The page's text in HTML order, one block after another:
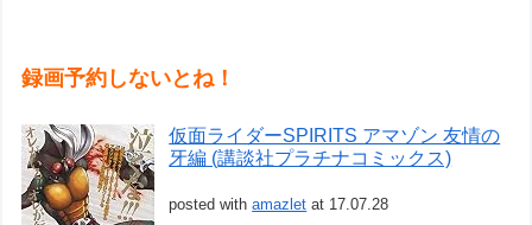
録画予約しないとね！
仮面ライダーSPIRITS アマゾン 友情の
牙編 (講談社プラチナコミックス)
posted withamazlet at 17.07.28